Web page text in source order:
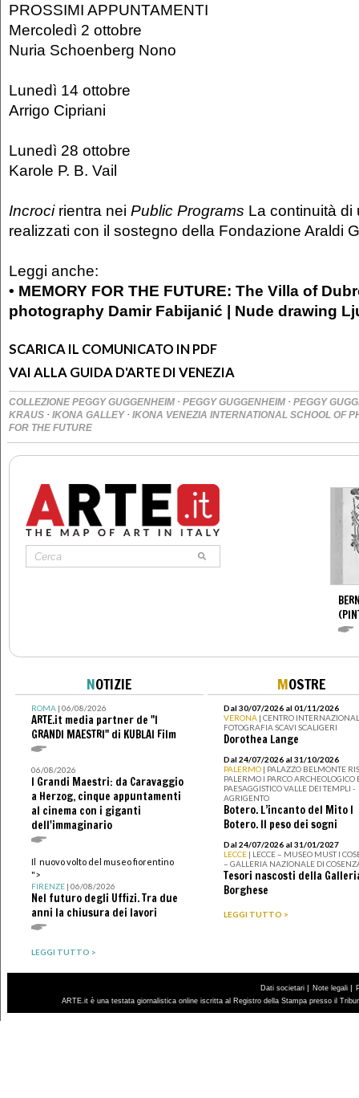
PROSSIMI APPUNTAMENTI
Mercoledì 2 ottobre
Nuria Schoenberg Nono
Lunedì 14 ottobre
Arrigo Cipriani
Lunedì 28 ottobre
Karole P. B. Vail
Incrocirientra nei Public Programs La continuità di
realizzati con il sostegno della Fondazione Araldi
Leggi anche:
• MEMORY FOR THE FUTURE: The Villa of
photography Damir Fabijanić | Nude drawing
SCARICA IL COMUNICATO IN PDF
VAI ALLA GUIDA D'ARTE DI VENEZIA
COLLEZIONE PEGGY GUGGENHEIM · PEGGY GUGGENHEIM · PEGGY
KRAUS · IKONA GALLEY · IKONA VENEZIA INTERNATIONAL SCHOOL OF
FOR THE FUTURE
NOTIZIE
ROMA| 06/08/2026
ARTE.it media partner de "I
GRANDI MAESTRI" di KUBLAI Film
06/08/2026
I Grandi Maestri: da Caravaggio
a Herzog, cinque appuntamenti
al cinema con i giganti
dell'immaginario
Il nuovo volto del museo fiorentino
">
FIRENZE| 06/08/2026
Nel futuro degli Uffizi. Tra due
anni la chiusura dei lavori
LEGGI TUTTO >
MOSTRE
Dal 30/07/2026 al 01/11/2026
VERONA | CENTRO
FOTOGRAFIA SCAVI SCALIGERI
Dorothea Lange
Dal 24/07/2026 al 31/10/2026
PALERMO | PALAZZO BELMONTE
PALERMO I PARCO ARCHEOLOGICO
PAESAGGISTICO VALLE DEI TEMPLI -
AGRIGENTO
Botero. L’incanto del Mito I
Botero. Il peso dei sogni
Dal 24/07/2026 al 31/01/2027
LECCE | LECCE – MUSEO MUST I
– GALLERIA NAZIONALE DI
Tesori nascosti della
Borghese
LEGGI TUTTO >
Dati societari | Note legali |
ARTE.it è una testata giornalistica online iscritta al Registro della Stampa presso il